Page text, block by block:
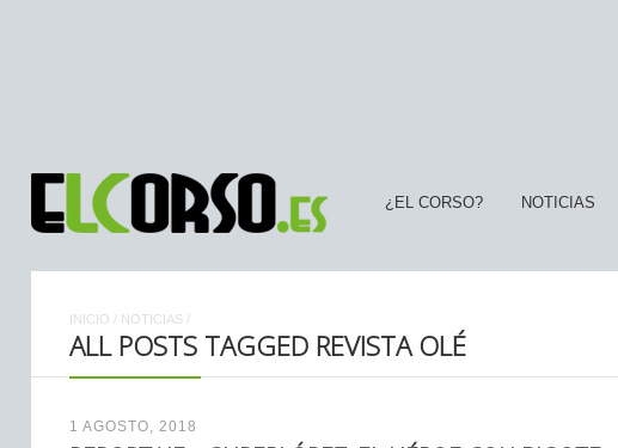
¿EL CORSO? NOTICIAS
INICIO / NOTICIAS /
ALL POSTS TAGGED REVISTA OLÉ
1 AGOSTO, 2018